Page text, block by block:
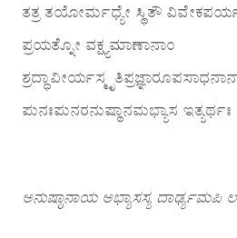
ತತ್ರ ತಯೋರ್ಮಧ್ಯೇ ಸ್ಥಿತೌ
ಪ್ರಯತ್ನೋ ವಕ್ಷ್ಯಮಾಣಾನಾಂ
ಪುನಃಪುನರನುಷ್ಠಾನಮಭ್ಯಾಸ
ಅನುಷ್ಠಾನಾಯ ಅಭ್ಯಾಸಸ್ಯ ದಾರ್ಢ್ಯಮಪಿ